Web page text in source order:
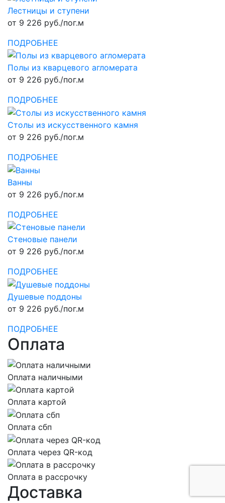
Лестницы и ступени
от 9 226 руб./пог.м
ПОДРОБНЕЕ
Полы из кварцевого агломерата
от 9 226 руб./пог.м
ПОДРОБНЕЕ
Столы из искусственного камня
от 9 226 руб./пог.м
ПОДРОБНЕЕ
Ванны
от 9 226 руб./пог.м
ПОДРОБНЕЕ
Стеновые панели
от 9 226 руб./пог.м
ПОДРОБНЕЕ
Душевые поддоны
от 9 226 руб./пог.м
ПОДРОБНЕЕ
Оплата
Оплата наличными
Оплата картой
Оплата сбп
Оплата через QR-код
Оплата в рассрочку
Доставка